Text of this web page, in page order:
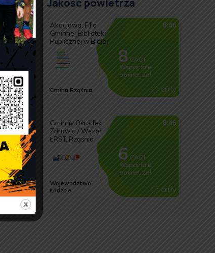
Jakość powietrza